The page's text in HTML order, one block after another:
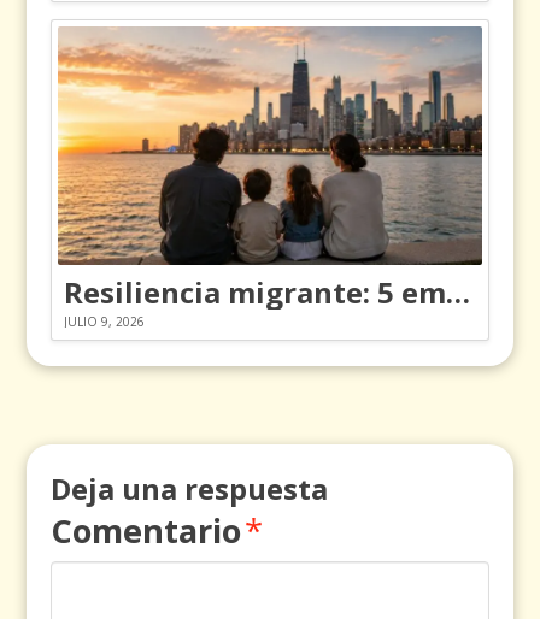
Resiliencia migrante: 5 emociones y cómo gestionarlas
JULIO 9, 2026
Deja una respuesta
Comentario*